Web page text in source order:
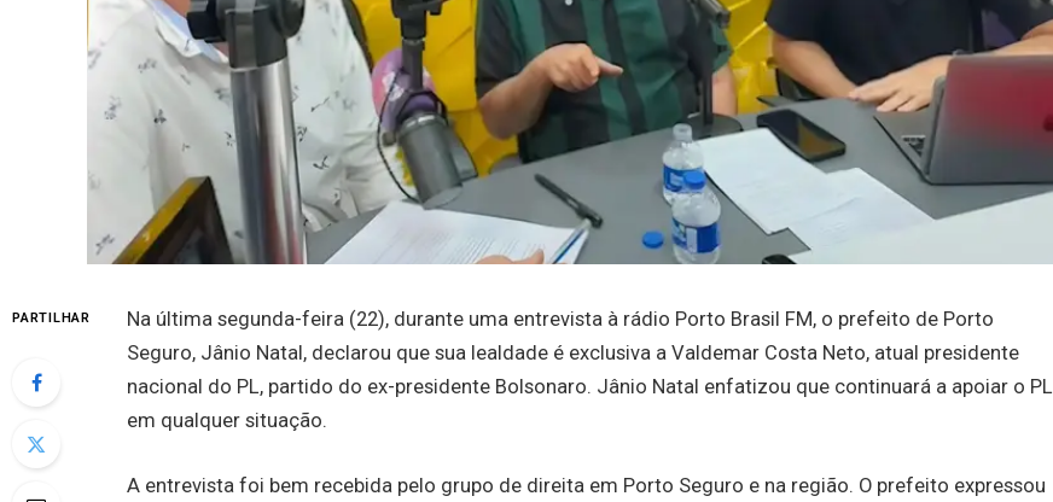
PARTILHAR
Na última segunda-feira (22), durante uma entrevista à rádio Porto Brasil FM, o prefeito de Porto
Seguro, Jânio Natal, declarou que sua lealdade é exclusiva a Valdemar Costa Neto, atual presidente
nacional do PL, partido do ex-presidente Bolsonaro. Jânio Natal enfatizou que continuará a apoiar o PL
em qualquer situação.
A entrevista foi bem recebida pelo grupo de direita em Porto Seguro e na região. O prefeito expressou